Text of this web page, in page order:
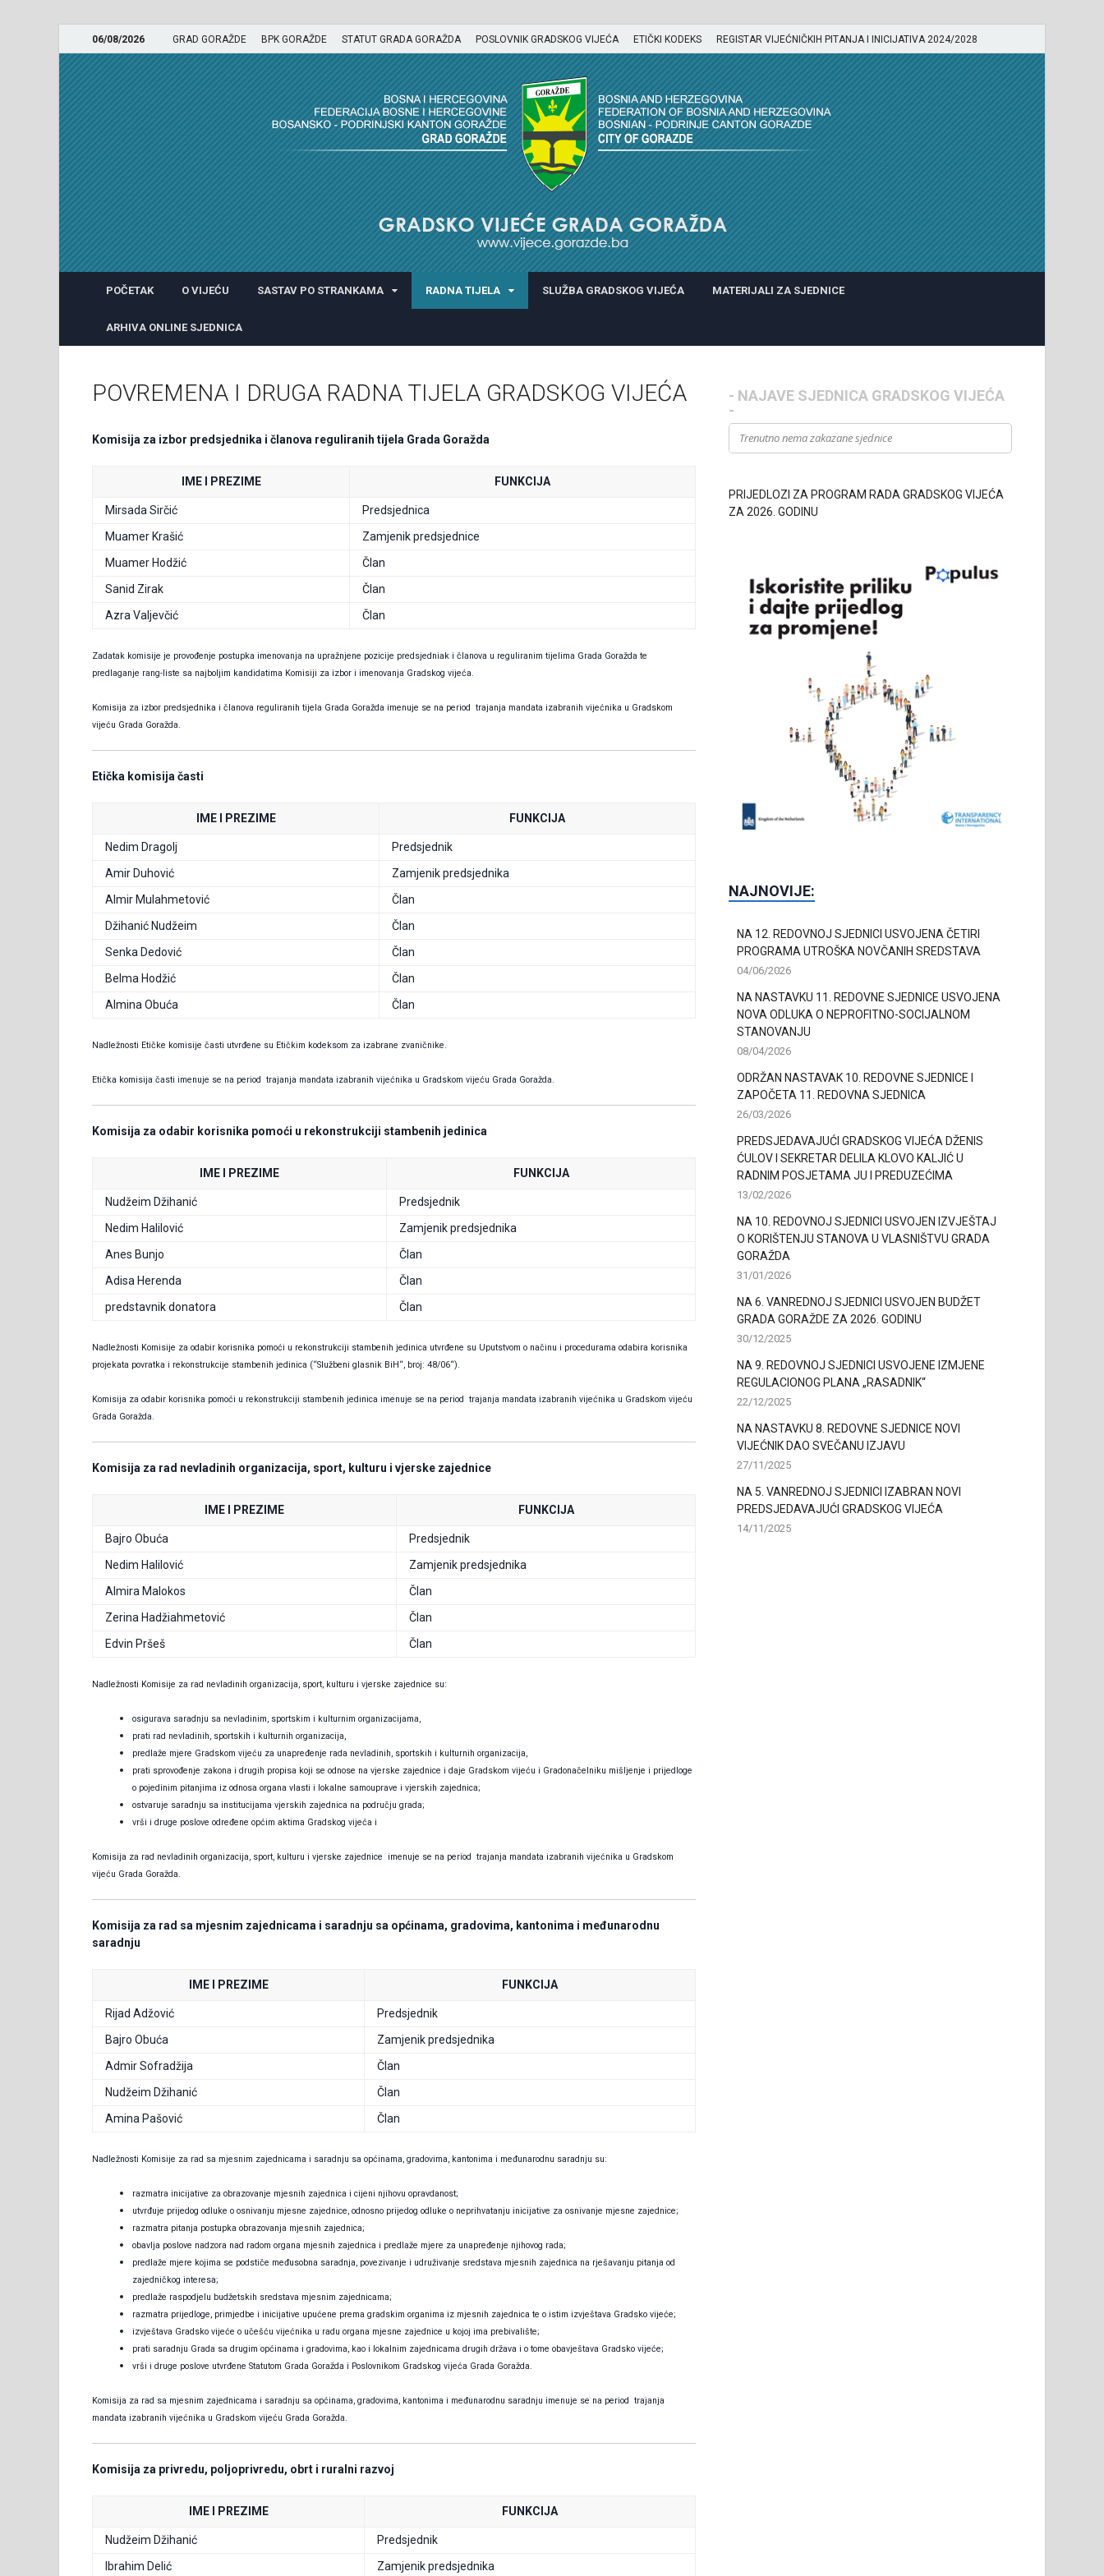
06/08/2026 GRAD GORAŽDE BPK GORAŽDE STATUT GRADA GORAŽDA POSLOVNIK GRADSKOG VIJEĆA ETIČKI KODEKS REGISTAR VIJEĆNIČKIH PITANJA I INICIJATIVA 2024/2028
GRADSKO VIJEĆE GRADA GORAŽDA
POČETAK O VIJEĆU SASTAV PO STRANKAMA RADNA TIJELA SLUŽBA GRADSKOG VIJEĆA MATERIJALI ZA SJEDNICE
ARHIVA ONLINE SJEDNICA
POVREMENA I DRUGA RADNA TIJELA GRADSKOG VIJEĆA
Komisija za izbor predsjednika i članova reguliranih tijela Grada Goražda
IME I PREZIME FUNKCIJA
Mirsada Sirčić
Predsjednica
Muamer Krašić
Zamjenik predsjednice
Muamer Hodžić
Član
Sanid Zirak
Član
Azra Valjevčić
Član
Zadatak komisije je provođenje postupka imenovanja na upražnjene pozicije predsjedniak i članova u reguliranim tijelima Grada Goražda te
predlaganje rang-liste sa najboljim kandidatima Komisiji za izbor i imenovanja Gradskog vijeća.
Komisija za izbor predsjednika i članova reguliranih tijela Grada Goražda imenuje se na period trajanja mandata izabranih vijećnika u Gradskom
vijeću Grada Goražda.
Etička komisija časti
IME I PREZIME FUNKCIJA
Nedim Dragolj
Predsjednik
Amir Duhović
Zamjenik predsjednika
Almir Mulahmetović
Član
Džihanić Nudžeim
Član
Senka Dedović
Član
Belma Hodžić
Član
Almina Obuća
Član
Nadležnosti Etičke komisije časti utvrđene su Etičkim kodeksom za izabrane zvaničnike.
Etička komisija časti imenuje se na period trajanja mandata izabranih vijećnika u Gradskom vijeću Grada Goražda.
Komisija za odabir korisnika pomoći u rekonstrukciji stambenih jedinica
IME I PREZIME FUNKCIJA
Nudžeim Džihanić
Predsjednik
Nedim Halilović
Zamjenik predsjednika
Anes Bunjo
Član
Adisa Herenda
Član
predstavnik donatora
Član
Nadležnosti Komisije za odabir korisnika pomoći u rekonstrukciji stambenih jedinica utvrđene su Uputstvom o načinu i procedurama odabira korisnika
projekata povratka i rekonstrukcije stambenih jedinica (“Službeni glasnik BiH“, broj: 48/06“).
Komisija za odabir korisnika pomoći u rekonstrukciji stambenih jedinica imenuje se na period trajanja mandata izabranih vijećnika u Gradskom vijeću
Grada Goražda.
Komisija za rad nevladinih organizacija, sport, kulturu i vjerske zajednice
IME I PREZIME FUNKCIJA
Bajro Obuća
Predsjednik
Nedim Halilović
Zamjenik predsjednika
Almira Malokos
Član
Zerina Hadžiahmetović
Član
Edvin Pršeš
Član
Nadležnosti Komisije za rad nevladinih organizacija, sport, kulturu i vjerske zajednice su:
osigurava saradnju sa nevladinim, sportskim i kulturnim organizacijama,
prati rad nevladinih, sportskih i kulturnih organizacija,
predlaže mjere Gradskom vijeću za unapređenje rada nevladinih, sportskih i kulturnih organizacija,
prati sprovođenje zakona i drugih propisa koji se odnose na vjerske zajednice i daje Gradskom vijeću i Gradonačelniku mišljenje i prijedloge
o pojedinim pitanjima iz odnosa organa vlasti i lokalne samouprave i vjerskih zajednica;
ostvaruje saradnju sa institucijama vjerskih zajednica na području grada;
vrši i druge poslove određene općim aktima Gradskog vijeća i
Komisija za rad nevladinih organizacija, sport, kulturu i vjerske zajednice imenuje se na period trajanja mandata izabranih vijećnika u Gradskom
vijeću Grada Goražda.
Komisija za rad sa mjesnim zajednicama i saradnju sa općinama, gradovima, kantonima i međunarodnu
saradnju
IME I PREZIME FUNKCIJA
Rijad Adžović
Predsjednik
Bajro Obuća
Zamjenik predsjednika
Admir Sofradžija
Član
Nudžeim Džihanić
Član
Amina Pašović
Član
Nadležnosti Komisije za rad sa mjesnim zajednicama i saradnju sa općinama, gradovima, kantonima i međunarodnu saradnju su:
razmatra inicijative za obrazovanje mjesnih zajednica i cijeni njihovu opravdanost;
utvrđuje prijedog odluke o osnivanju mjesne zajednice, odnosno prijedog odluke o neprihvatanju inicijative za osnivanje mjesne zajednice;
razmatra pitanja postupka obrazovanja mjesnih zajednica;
obavlja poslove nadzora nad radom organa mjesnih zajednica i predlaže mjere za unapređenje njihovog rada;
predlaže mjere kojima se podstiče međusobna saradnja, povezivanje i udruživanje sredstava mjesnih zajednica na rješavanju pitanja od
zajedničkog interesa;
predlaže raspodjelu budžetskih sredstava mjesnim zajednicama;
razmatra prijedloge, primjedbe i inicijative upućene prema gradskim organima iz mjesnih zajednica te o istim izvještava Gradsko vijeće;
izvještava Gradsko vijeće o učešću vijećnika u radu organa mjesne zajednice u kojoj ima prebivalište;
prati saradnju Grada sa drugim općinama i gradovima, kao i lokalnim zajednicama drugih država i o tome obavještava Gradsko vijeće;
vrši i druge poslove utvrđene Statutom Grada Goražda i Poslovnikom Gradskog vijeća Grada Goražda.
Komisija za rad sa mjesnim zajednicama i saradnju sa općinama, gradovima, kantonima i međunarodnu saradnju imenuje se na period trajanja
mandata izabranih vijećnika u Gradskom vijeću Grada Goražda.
Komisija za privredu, poljoprivredu, obrt i ruralni razvoj
IME I PREZIME FUNKCIJA
Nudžeim Džihanić
Predsjednik
Ibrahim Delić
Zamjenik predsjednika
- NAJAVE SJEDNICA GRADSKOG VIJEĆA
-
Trenutno nema zakazane sjednice
PRIJEDLOZI ZA PROGRAM RADA GRADSKOG VIJEĆA
ZA 2026. GODINU
NAJNOVIJE:
NA 12. REDOVNOJ SJEDNICI USVOJENA ČETIRI
PROGRAMA UTROŠKA NOVČANIH SREDSTAVA
04/06/2026
NA NASTAVKU 11. REDOVNE SJEDNICE USVOJENA
NOVA ODLUKA O NEPROFITNO-SOCIJALNOM
STANOVANJU
08/04/2026
ODRŽAN NASTAVAK 10. REDOVNE SJEDNICE I
ZAPOČETA 11. REDOVNA SJEDNICA
26/03/2026
PREDSJEDAVAJUĆI GRADSKOG VIJEĆA DŽENIS
ĆULOV I SEKRETAR DELILA KLOVO KALJIĆ U
RADNIM POSJETAMA JU I PREDUZEĆIMA
13/02/2026
NA 10. REDOVNOJ SJEDNICI USVOJEN IZVJEŠTAJ
O KORIŠTENJU STANOVA U VLASNIŠTVU GRADA
GORAŽDA
31/01/2026
NA 6. VANREDNOJ SJEDNICI USVOJEN BUDŽET
GRADA GORAŽDE ZA 2026. GODINU
30/12/2025
NA 9. REDOVNOJ SJEDNICI USVOJENE IZMJENE
REGULACIONOG PLANA „RASADNIK“
22/12/2025
NA NASTAVKU 8. REDOVNE SJEDNICE NOVI
VIJEĆNIK DAO SVEČANU IZJAVU
27/11/2025
NA 5. VANREDNOJ SJEDNICI IZABRAN NOVI
PREDSJEDAVAJUĆI GRADSKOG VIJEĆA
14/11/2025